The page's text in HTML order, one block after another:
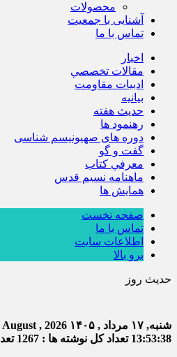
محصولات
آشنایی با جمعیت
تماس با ما
اخبار
مقالات تخصصي
ادبيات مقاومت
بيانيه
حديث هفته
رهنمود ها
دوره های صهیونیسم شناسی
گفت و گو
معرفي كتاب
ماهنامه نسيم قدس
همايش ها
صفحه نخست
تماس با ما
اطلاعات سایت
برو بالا
حدیث روز
شنبه, ۱۷ مرداد , ۱۴۰۵ , 2026
13:53:38 تعداد کل نوشته ها : 1267